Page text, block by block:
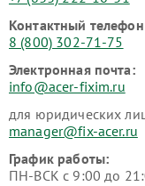
Контактный
8 (800) 302-71-75
Электронная почта:
info@acer-fixim.ru
для юридических
manager@fix-acer.ru
График работы:
ПН-ВСК с 9:00 до